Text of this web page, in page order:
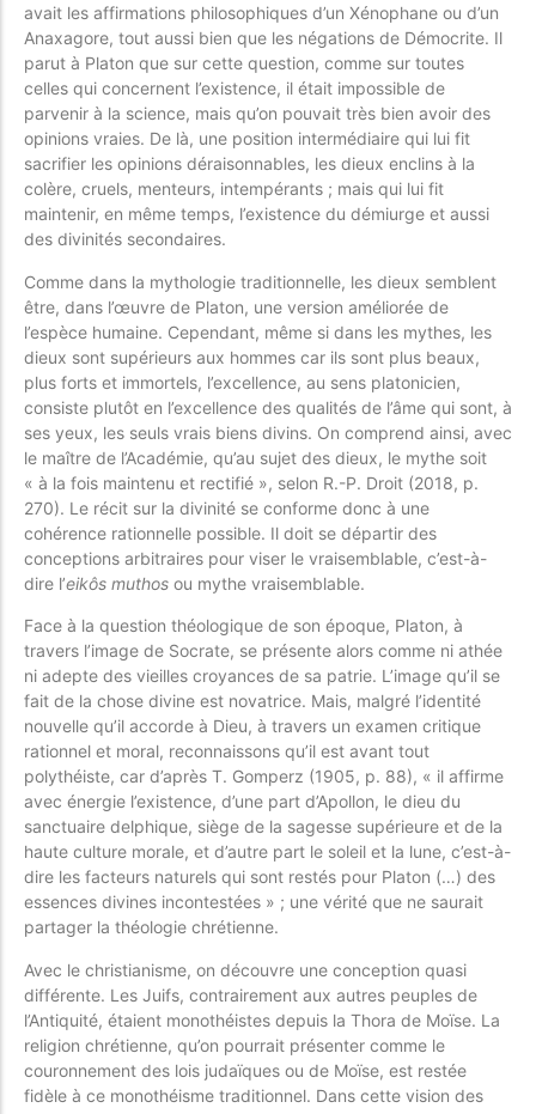
avait les affirmations philosophiques d’un Xénophane ou d’un
Anaxagore, tout aussi bien que les négations de Démocrite. Il
parut à Platon que sur cette question, comme sur toutes
celles qui concernent l’existence, il était impossible de
parvenir à la science, mais qu’on pouvait très bien avoir des
opinions vraies. De là, une position intermédiaire qui lui fit
sacrifier les opinions déraisonnables, les dieux enclins à la
colère, cruels, menteurs, intempérants ; mais qui lui fit
maintenir, en même temps, l’existence du démiurge et aussi
des divinités secondaires.
Comme dans la mythologie traditionnelle, les dieux semblent
être, dans l’œuvre de Platon, une version améliorée de
l’espèce humaine. Cependant, même si dans les mythes, les
dieux sont supérieurs aux hommes car ils sont plus beaux,
plus forts et immortels, l’excellence, au sens platonicien,
consiste plutôt en l’excellence des qualités de l’âme qui sont, à
ses yeux, les seuls vrais biens divins. On comprend ainsi, avec
le maître de l’Académie, qu’au sujet des dieux, le mythe soit
« à la fois maintenu et rectifié », selon R.-P. Droit (2018, p.
270). Le récit sur la divinité se conforme donc à une
cohérence rationnelle possible. Il doit se départir des
conceptions arbitraires pour viser le vraisemblable, c’est-à-
dire l’eikôs muthos ou mythe vraisemblable.
Face à la question théologique de son époque, Platon, à
travers l’image de Socrate, se présente alors comme ni athée
ni adepte des vieilles croyances de sa patrie. L’image qu’il se
fait de la chose divine est novatrice. Mais, malgré l’identité
nouvelle qu’il accorde à Dieu, à travers un examen critique
rationnel et moral, reconnaissons qu’il est avant tout
polythéiste, car d’après T. Gomperz (1905, p. 88), « il affirme
avec énergie l’existence, d’une part d’Apollon, le dieu du
sanctuaire delphique, siège de la sagesse supérieure et de la
haute culture morale, et d’autre part le soleil et la lune, c’est-à-
dire les facteurs naturels qui sont restés pour Platon (…) des
essences divines incontestées » ; une vérité que ne saurait
partager la théologie chrétienne.
Avec le christianisme, on découvre une conception quasi
différente. Les Juifs, contrairement aux autres peuples de
l’Antiquité, étaient monothéistes depuis la Thora de Moïse. La
religion chrétienne, qu’on pourrait présenter comme le
couronnement des lois judaïques ou de Moïse, est restée
fidèle à ce monothéisme traditionnel. Dans cette vision des